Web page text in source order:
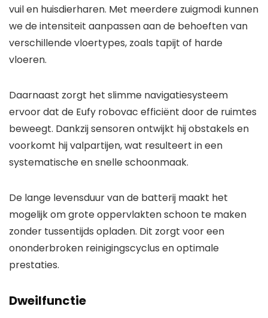
vuil en huisdierharen. Met meerdere zuigmodi kunnen
we de intensiteit aanpassen aan de behoeften van
verschillende vloertypes, zoals tapijt of harde
vloeren.
Daarnaast zorgt het slimme navigatiesysteem
ervoor dat de Eufy robovac efficiënt door de ruimtes
beweegt. Dankzij sensoren ontwijkt hij obstakels en
voorkomt hij valpartijen, wat resulteert in een
systematische en snelle schoonmaak.
De lange levensduur van de batterij maakt het
mogelijk om grote oppervlakten schoon te maken
zonder tussentijds opladen. Dit zorgt voor een
ononderbroken reinigingscyclus en optimale
prestaties.
Dweilfunctie